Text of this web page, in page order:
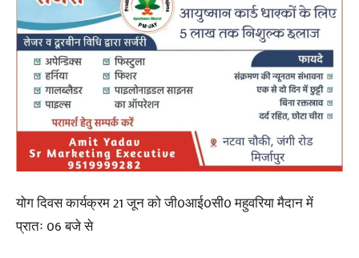
योग दिवस कार्यक्रम 21 जून को जी0आई0सी0 महुवरिया मैदान में
प्रातः 06 बजे से